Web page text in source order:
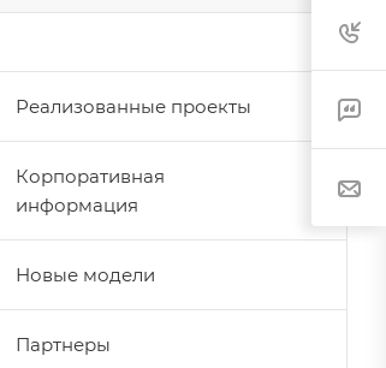
Реализованные проекты
Корпоративная
информация
Новые модели
Партнеры